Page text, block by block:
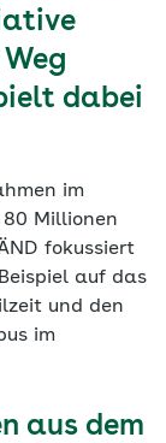
dabei
im
Millionen
fokussiert
auf das
und den
im
aus dem